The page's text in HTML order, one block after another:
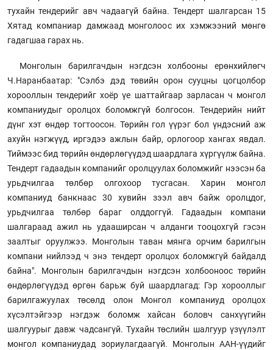
тухайн тендерийг авч чадаагүй байна. Тендерт шалгарсан 15
Хятад компаниар дамжаад монголоос их хэмжээний мөнгө
гадагшаа гарах нь.
Монголын барилгачдын нэгдсэн холбооны ерөнхийлөгч
Ч.Наранбаатар: "Сэлбэ дэд төвийн орон сууцны цогцолбор
хорооллын тендерийг хоёр үе шаттайгаар зарласан ч монгол
компаниудыг оролцох боломжгүй болгосон. Тендерийн нийт
дүнг хэт өндөр тогтоосон. Төрийн гол үүрэг бол үндэсний аж
ахуйн нэгжүүд, иргэдээ ажлын байр, орлогоор хангах явдал.
Тиймээс бид төрийн өндөрлөгүүдэд шаардлага хүргүүлж байна.
Тендерт гадаадын компанийг оролцуулах боломжийг нээсэн ба
урьдчилгаа төлбөр олгохоор тусгасан. Харин монгол
компаниуд банкнаас 30 хувийн зээл авч байж оролцдог,
урьдчилгаа төлбөр бараг олддоггүй. Гадаадын компани
шалгараад ажил нь удааширсан ч алданги тооцохгүй гэсэн
заалтыг оруулжээ. Монголын таван мянга орчим барилгын
компани нийлээд ч энэ тендерт оролцох боломжгүй байдалд
байна". Монголын барилгачдын нэгдсэн холбооноос төрийн
өндөрлөгүүдэд өргөн барьж буй шаардлагад: Гэр хорооллыг
барилгажуулах төсөлд олон Монгол компаниуд оролцох
хүсэлтэйгээр нэгдэж боломж хайсан боловч санхүүгийн
шалгуурыг давж чадсангүй. Тухайн төслийн шалгуур үзүүлэлт
монгол компаниудад зориулагдаагүй. Монголын ААН-үүдийг